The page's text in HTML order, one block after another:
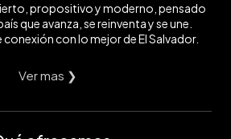
propositivo y moderno, pensado
que avanza, se reinventa y se une.
con lo mejor de El Salvador.
Ver mas ❯